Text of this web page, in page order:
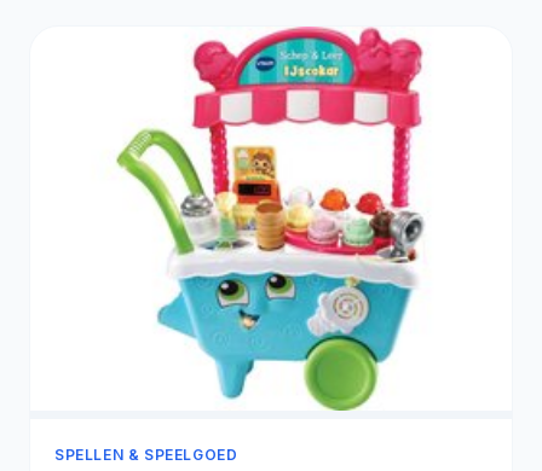
SPELLEN & SPEELGOED